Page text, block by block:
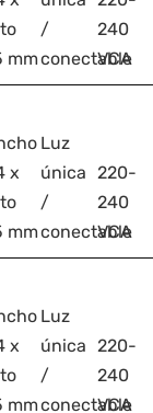
mm
/
conectable
240
VCA
x
mm
Luz
única
/
conectable
220-
240
VCA
x
mm
Luz
única
/
conectable
220-
240
VCA